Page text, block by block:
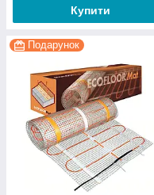
Купити
Подарунок